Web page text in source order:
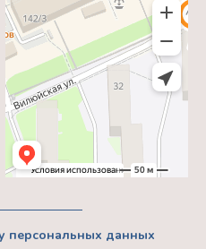
персональных данных